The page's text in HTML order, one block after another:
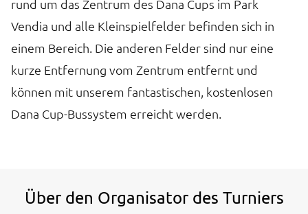
rund um das Zentrum des Dana Cups im Park
Vendia und alle Kleinspielfelder befinden sich in
einem Bereich. Die anderen Felder sind nur eine
kurze Entfernung vom Zentrum entfernt und
können mit unserem fantastischen, kostenlosen
Dana Cup-Bussystem erreicht werden.
Über den Organisator des Turniers